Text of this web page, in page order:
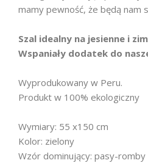
mamy pewność, że będą nam
Szal idealny na jesienne i
Wspaniały dodatek do
Wyprodukowany w Peru.
Produkt w 100% ekologiczny
Wymiary: 55 x150 cm
Kolor: zielony
Wzór dominujący: pasy-romby